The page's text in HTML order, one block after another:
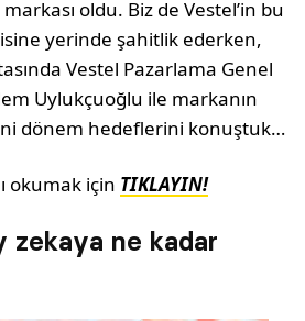
oldu. Biz de Vestel’in bu
yerinde şahitlik ederken,
Vestel Pazarlama Genel
Uylukçuoğlu ile markanın
dönem hedeflerini konuştuk…
okumak için TIKLAYIN!
zekaya ne kadar